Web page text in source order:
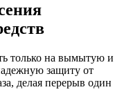
только на вымытую и
защиту от
делая перерыв один